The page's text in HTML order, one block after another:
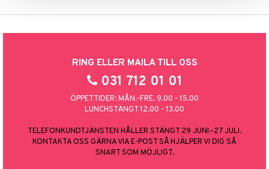
RING ELLER MAILA TILL OSS
031 712 01 01
ÖPPETTIDER: MÅN.-FRE. 9.00 - 15.00
LUNCHSTÄNGT 12.00 - 13.00
TELEFONKUNDTJÄNSTEN HÅLLER STÄNGT 29 JUNI–27 JULI.
KONTAKTA OSS GÄRNA VIA E-POST SÅ HJÄLPER VI DIG SÅ
SNART SOM MÖJLIGT.